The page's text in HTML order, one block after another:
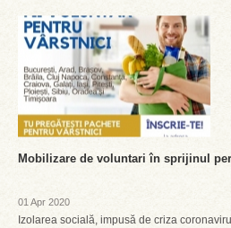
Mobilizare de voluntari în sprijinul
01 Apr 2020
Izolarea socială, impusă de criza